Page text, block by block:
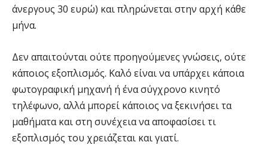
άνεργους 30 ευρώ) και πληρώνεται στην αρχή κάθε
μήνα.
Δεν απαιτούνται ούτε προηγούμενες γνώσεις, ούτε
κάποιος εξοπλισμός. Καλό είναι να υπάρχει κάποια
φωτογραφική μηχανή ή ένα σύγχρονο κινητό
τηλέφωνο, αλλά μπορεί κάποιος να ξεκινήσει τα
μαθήματα και στη συνέχεια να αποφασίσει τι
εξοπλισμός του χρειάζεται και γιατί.